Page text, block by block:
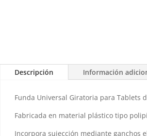
Descripción Información
Funda Universal Giratoria para Tablets
Fabricada en material plástico tipo
Incorpora sujección mediante ganchos